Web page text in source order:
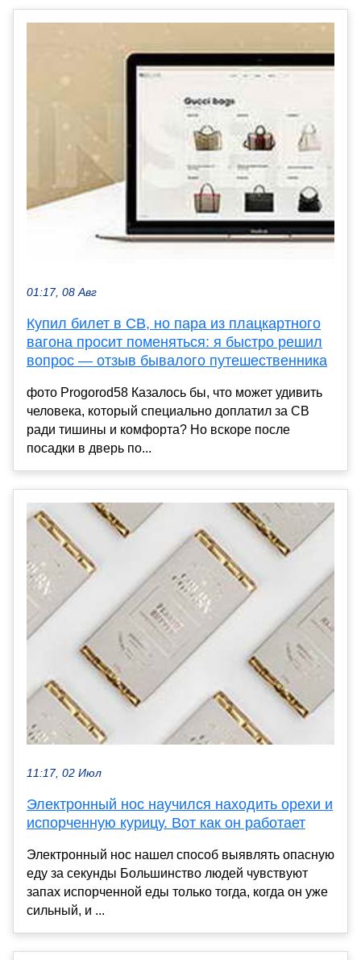
01:17, 08 Авг
Купил билет в СВ, но пара из плацкартного
вагона просит поменяться: я быстро решил
вопрос — отзыв бывалого путешественника
фото Progorod58 Казалось бы, что может удивить
человека, который специально доплатил за СВ
ради тишины и комфорта? Но вскоре после
посадки в дверь по...
11:17, 02 Июл
Электронный нос научился находить орехи и
испорченную курицу. Вот как он работает
Электронный нос нашел способ выявлять опасную
еду за секунды Большинство людей чувствуют
запах испорченной еды только тогда, когда он уже
сильный, и ...